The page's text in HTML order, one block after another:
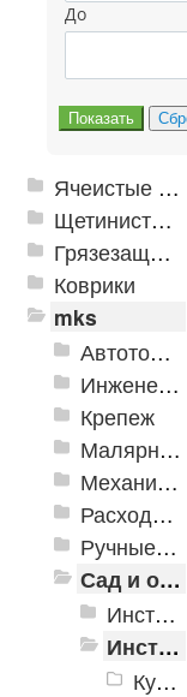
До
Ячеистые грязезащитные покрытия
Щетинистые покрытия
Грязезащитные, влаговпитывающие покрытия
Коврики
mks
Автотовары
Инженерная сантехника и инструменты
Крепеж
Малярно-штукатурные инструменты
Механизированные инструменты
Расходные инструменты
Ручные инструменты
Сад и огород
Инструменты для полива
Инструменты для почвы
Культиваторы, мотыги, плуги, плоскорезы, полольники